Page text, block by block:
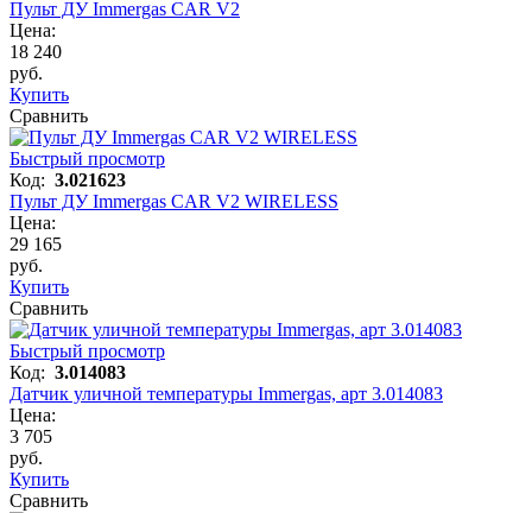
Пульт ДУ Immergas CAR V2
Цена:
18 240
руб.
Купить
Сравнить
Быстрый просмотр
Код: 3.021623
Пульт ДУ Immergas CAR V2 WIRELESS
Цена:
29 165
руб.
Купить
Сравнить
Быстрый просмотр
Код: 3.014083
Датчик уличной температуры Immergas, арт 3.014083
Цена:
3 705
руб.
Купить
Сравнить